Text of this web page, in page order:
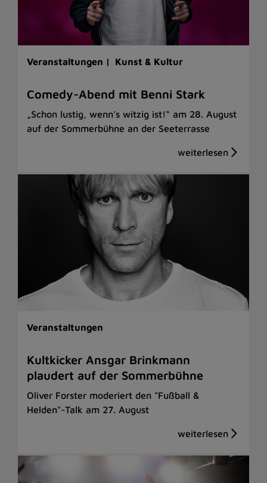
Veranstaltungen | Kunst & Kultur
Comedy-Abend mit Benni Stark
„Schon lustig, wenn’s witzig ist!“ am 28. August
auf der Sommerbühne an der Seeterrasse
Veranstaltungen
Kultkicker Ansgar Brinkmann
plaudert auf der Sommerbühne
Oliver Forster moderiert den "Fußball &
Helden"-Talk am 27. August